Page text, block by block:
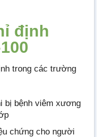
định
trong các trường
bị bệnh viêm xương
chứng cho người